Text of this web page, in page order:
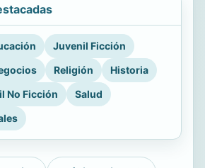
Juvenil Ficción
Religión
Historia
No Ficción
Salud